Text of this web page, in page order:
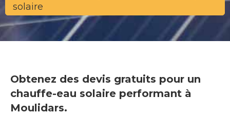
solaire
Obtenez des devis gratuits pour un
chauffe-eau solaire performant à
Moulidars.